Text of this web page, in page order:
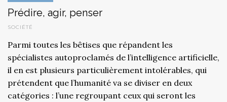
Prédire, agir, penser
SOCIÉTÉ
Parmi toutes les bêtises que répandent les
spécialistes autoproclamés de l’intelligence artificielle,
il en est plusieurs particulièrement intolérables, qui
prétendent que l’humanité va se diviser en deux
catégories : l’une regroupant ceux qui seront les